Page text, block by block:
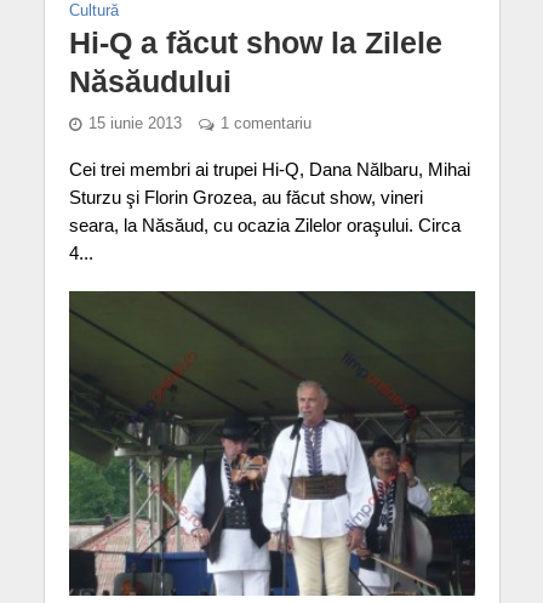
Cultură
Hi-Q a făcut show la Zilele
Năsăudului
15 iunie 2013 1 comentariu
Cei trei membri ai trupei Hi-Q, Dana Nălbaru, Mihai
Sturzu şi Florin Grozea, au făcut show, vineri
seara, la Năsăud, cu ocazia Zilelor oraşului. Circa
4...